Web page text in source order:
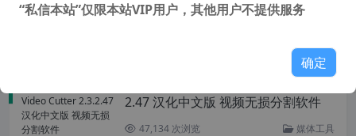
2.47 汉化中文版 视频无损分割软件
47,134 次浏览 媒体工具
“私信本站”仅限本站VIP用户，其他用户不提供服务
确定